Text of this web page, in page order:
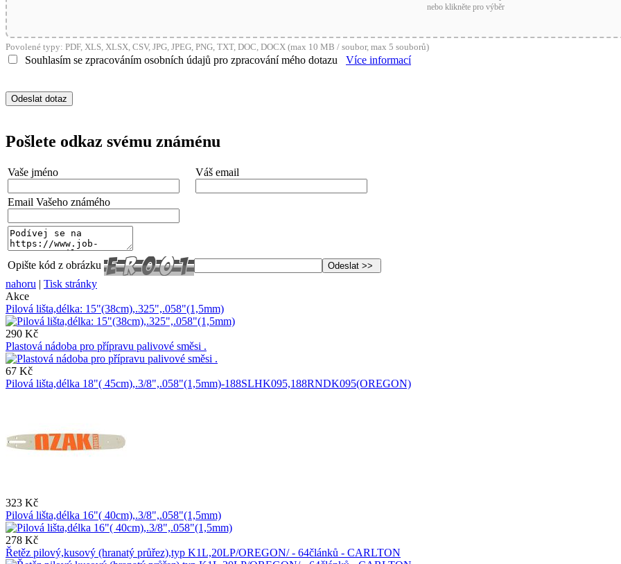
nebo klikněte pro výběr
Povolené typy: PDF, XLS, XLSX, CSV, JPG, JPEG, PNG, TXT, DOC, DOCX (max 10 MB / soubor, max 5 souborů)
Souhlasím se zpracováním osobních údajů pro zpracování mého dotazu Více informací
Pošlete odkaz svému známénu
Vaše jméno Váš email
Email Vašeho známého
Opište kód z obrázku
nahoru | Tisk stránky
Akce
Pilová lišta,délka: 15"(38cm),.325",.058"(1,5mm)
290 Kč
Plastová nádoba pro přípravu palivové směsi .
67 Kč
Pilová lišta,délka 18"( 45cm),.3/8",.058"(1,5mm)-188SLHK095,188RNDK095(OREGON)
323 Kč
Pilová lišta,délka 16"( 40cm),.3/8",.058"(1,5mm)
278 Kč
Řetěz pilový,kusový (hranatý průřez),typ K1L,20LP/OREGON/ - 64článků - CARLTON